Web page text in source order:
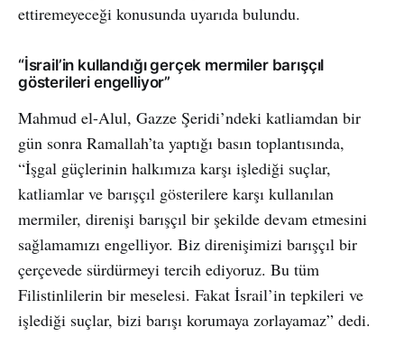
ettiremeyeceği konusunda uyarıda bulundu.
“İsrail’in kullandığı gerçek mermiler barışçıl
gösterileri engelliyor”
Mahmud el-Alul, Gazze Şeridi’ndeki katliamdan bir
gün sonra Ramallah’ta yaptığı basın toplantısında,
“İşgal güçlerinin halkımıza karşı işlediği suçlar,
katliamlar ve barışçıl gösterilere karşı kullanılan
mermiler, direnişi barışçıl bir şekilde devam etmesini
sağlamamızı engelliyor. Biz direnişimizi barışçıl bir
çerçevede sürdürmeyi tercih ediyoruz. Bu tüm
Filistinlilerin bir meselesi. Fakat İsrail’in tepkileri ve
işlediği suçlar, bizi barışı korumaya zorlayamaz” dedi.